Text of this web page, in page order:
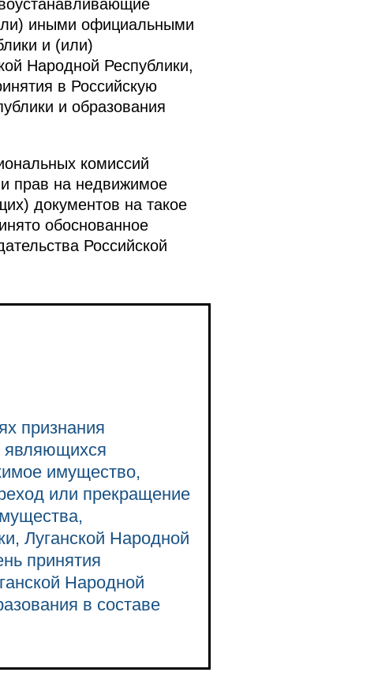
иными официальными
и (или)
Народной Республики,
в Российскую
и образования
комиссий
прав на недвижимое
документов на такое
обоснованное
Российской
признания
являющихся
имущество,
или прекращение
Луганской Народной
принятия
Народной
в составе